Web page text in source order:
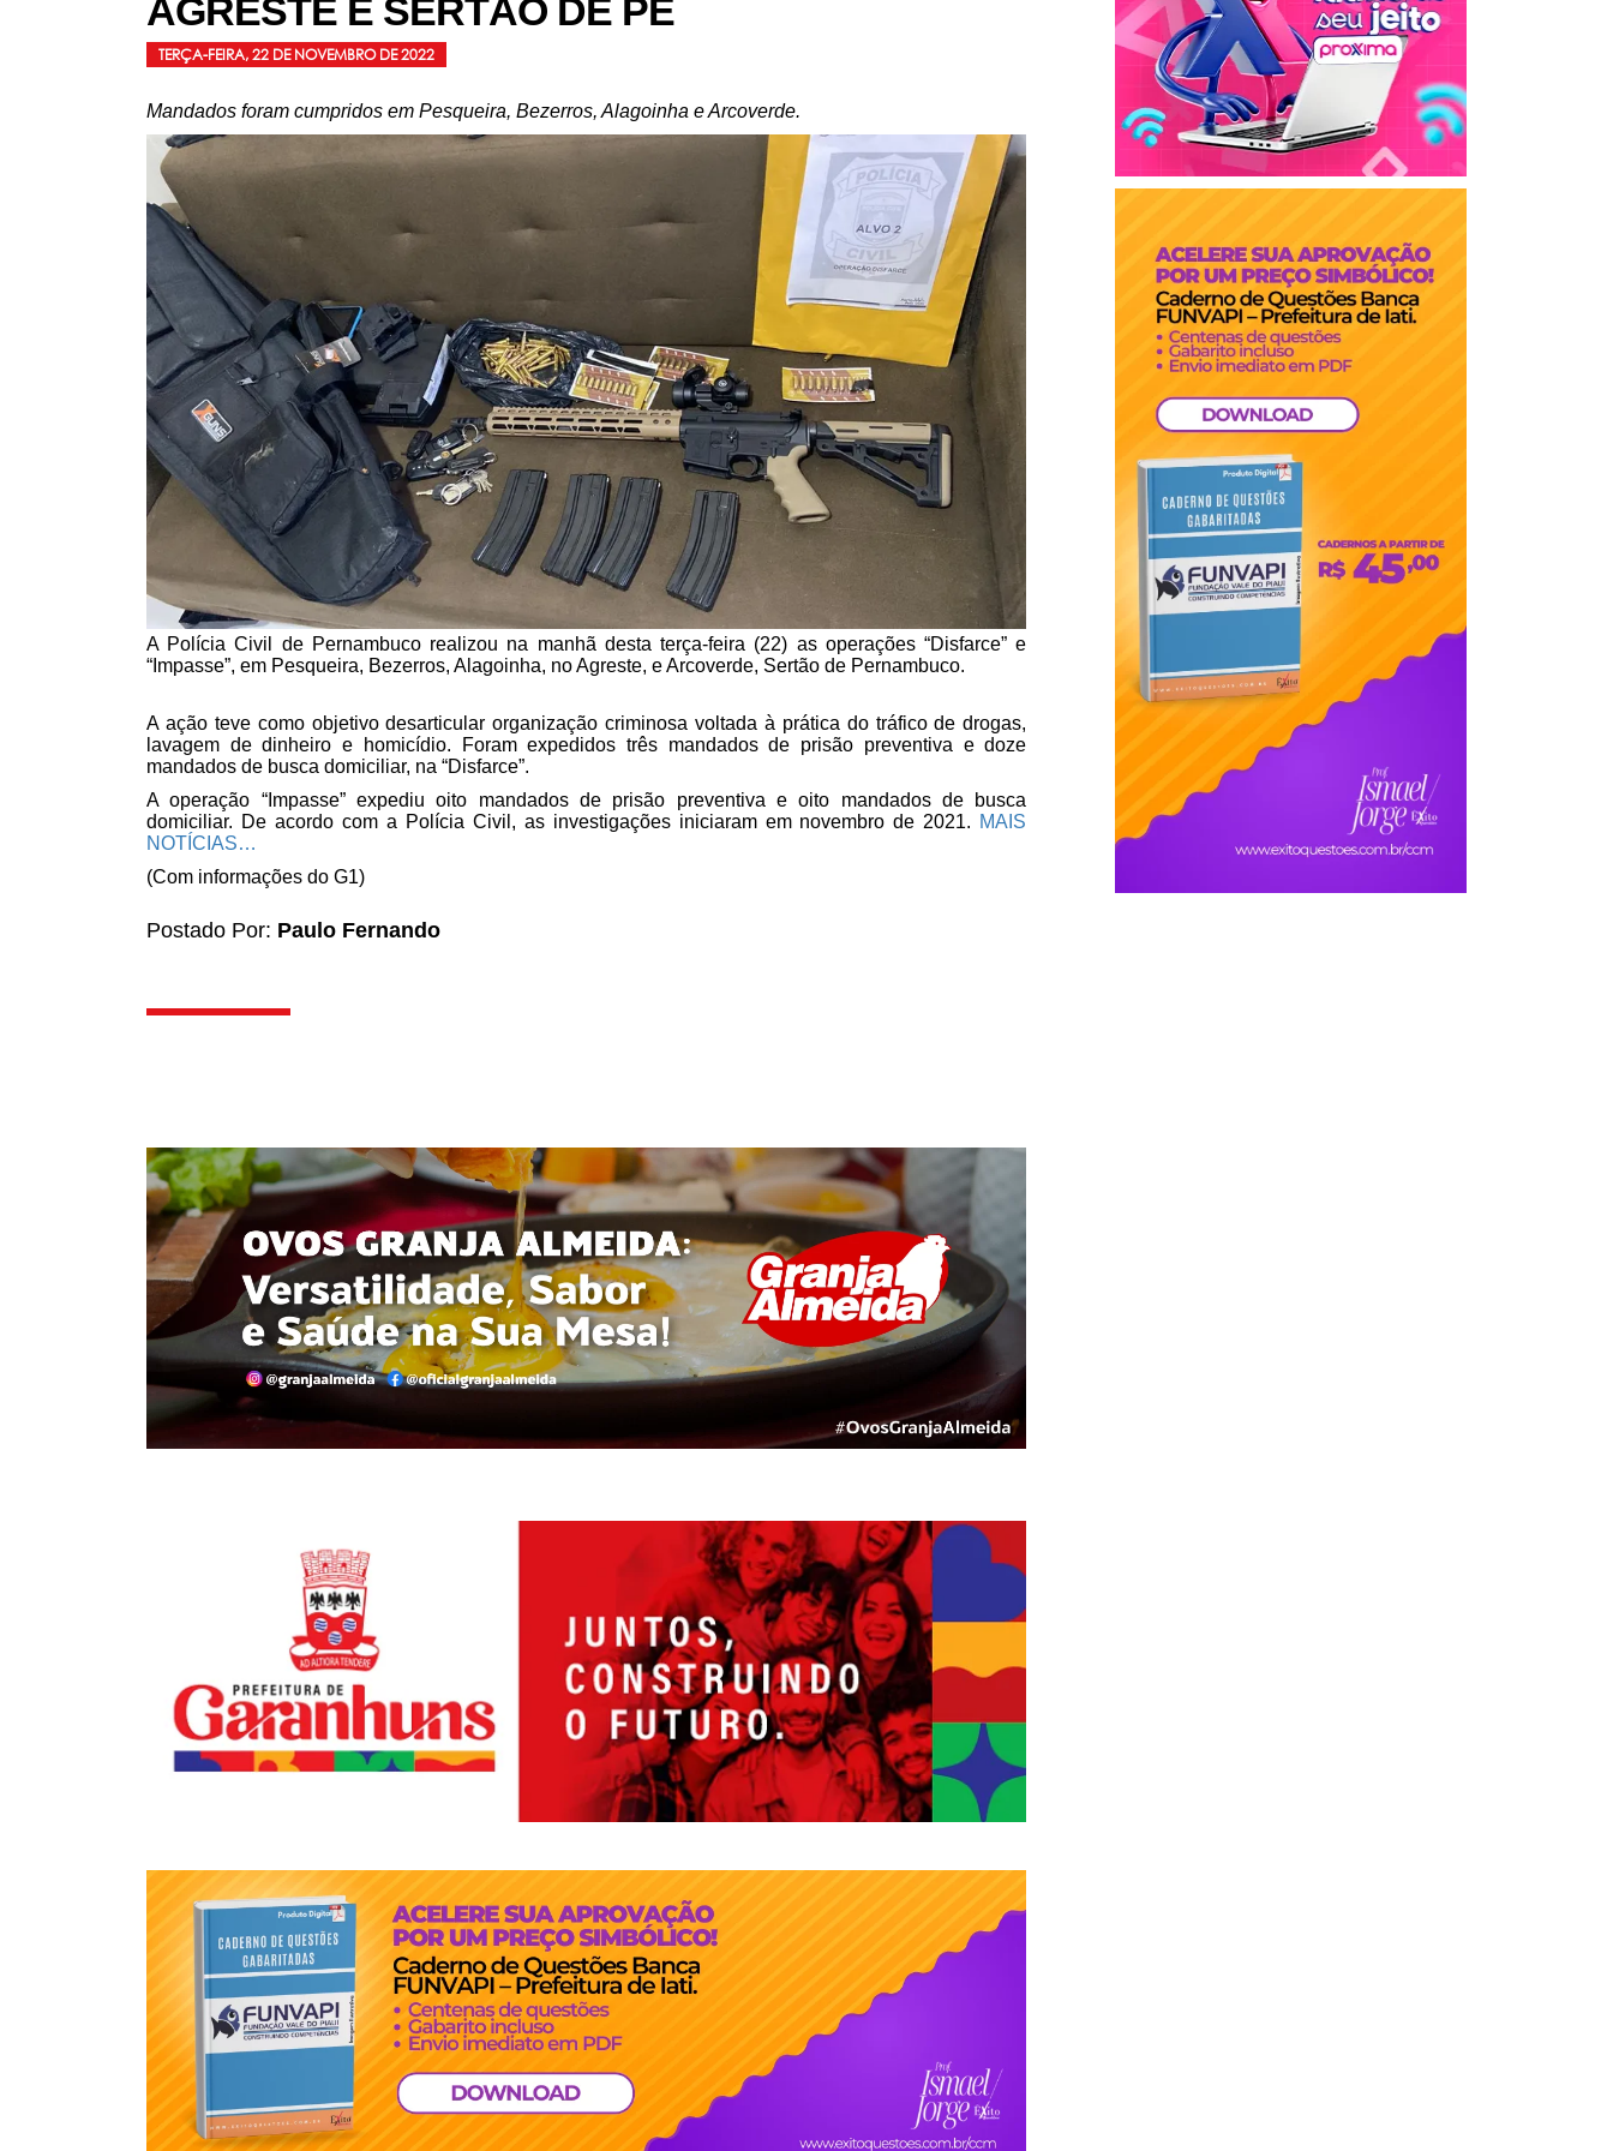
AGRESTE E SERTÃO DE PE
TERÇA-FEIRA, 22 DE NOVEMBRO DE 2022
Mandados foram cumpridos em Pesqueira, Bezerros, Alagoinha e Arcoverde.
A Polícia Civil de Pernambuco realizou na manhã desta terça-feira (22) as operações “Disfarce” e
“Impasse”, em Pesqueira, Bezerros, Alagoinha, no Agreste, e Arcoverde, Sertão de Pernambuco.
A ação teve como objetivo desarticular organização criminosa voltada à prática do tráfico de drogas,
lavagem de dinheiro e homicídio. Foram expedidos três mandados de prisão preventiva e doze
mandados de busca domiciliar, na “Disfarce”.
A operação “Impasse” expediu oito mandados de prisão preventiva e oito mandados de busca
domiciliar. De acordo com a Polícia Civil, as investigações iniciaram em novembro de 2021. MAIS
NOTÍCIAS…
(Com informações do G1)
Postado Por: Paulo Fernando